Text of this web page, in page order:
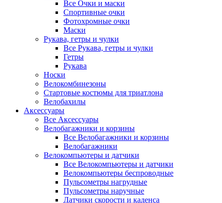
Все Очки и маски
Спортивные очки
Фотохромные очки
Маски
Рукава, гетры и чулки
Все Рукава, гетры и чулки
Гетры
Рукава
Носки
Велокомбинезоны
Стартовые костюмы для триатлона
Велобахилы
Аксессуары
Все Аксессуары
Велобагажники и корзины
Все Велобагажники и корзины
Велобагажники
Велокомпьютеры и датчики
Все Велокомпьютеры и датчики
Велокомпьютеры беспроводные
Пульсометры нагрудные
Пульсометры наручные
Датчики скорости и каденса